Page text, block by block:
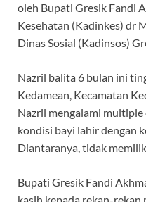
oleh Bupati Gresik Fandi
Kesehatan (Kadinkes) dr
Dinas Sosial (Kadinsos)
Nazril balita 6 bulan ini
Kedamean, Kecamatan
Nazril mengalami
kondisi bayi lahir dengan
Diantaranya, tidak
Bupati Gresik Fandi